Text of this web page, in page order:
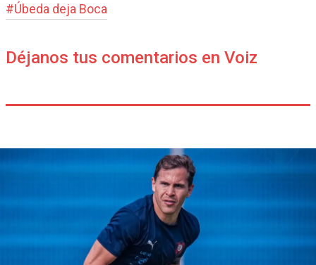
#Úbeda deja Boca
Déjanos tus comentarios en Voiz